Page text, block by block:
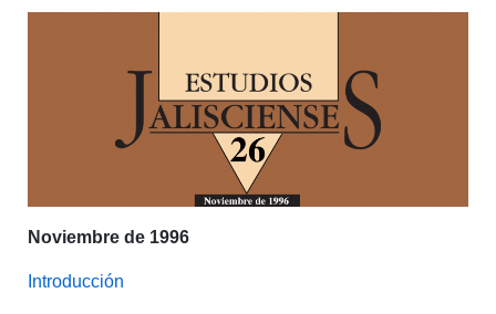
Noviembre de 1996
Introducción